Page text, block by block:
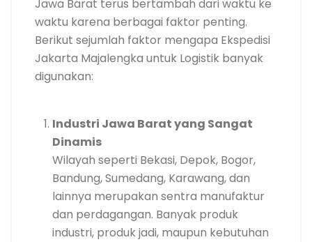
Jawa Barat terus bertambah dari waktu ke
waktu karena berbagai faktor penting.
Berikut sejumlah faktor mengapa Ekspedisi
Jakarta Majalengka untuk Logistik banyak
digunakan:
Industri Jawa Barat yang Sangat
Dinamis
Wilayah seperti Bekasi, Depok, Bogor,
Bandung, Sumedang, Karawang, dan
lainnya merupakan sentra manufaktur
dan perdagangan. Banyak produk
industri, produk jadi, maupun kebutuhan